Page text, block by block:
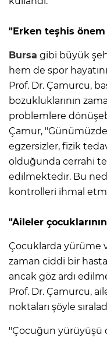
"Erken teşhis önem
Bursa gibi büyük
hem de spor
Prof. Dr. Çamurcu,
bozukluklarının
problemlere
Çamur,
egzersizler, fizik
olduğunda cerrahi
edilmektedir. Bu
kontrolleri ihmal
"Aileler
Çocuklarda yürüme
zaman ciddi bir
ancak göz ardı
Prof. Dr. Çamurcu,
noktaları şöyle
"Çocuğun yürüyüşü